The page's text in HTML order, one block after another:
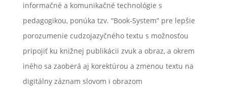
informačné a komunikačné technológie s
pedagogikou, ponúka tzv. “Book-System” pre lepšie
porozumenie cudzojazyčného textu s možnosťou
pripojiť ku knižnej publikácii zvuk a obraz, a okrem
iného sa zaoberá aj korektúrou a zmenou textu na
digitálny záznam slovom i obrazom